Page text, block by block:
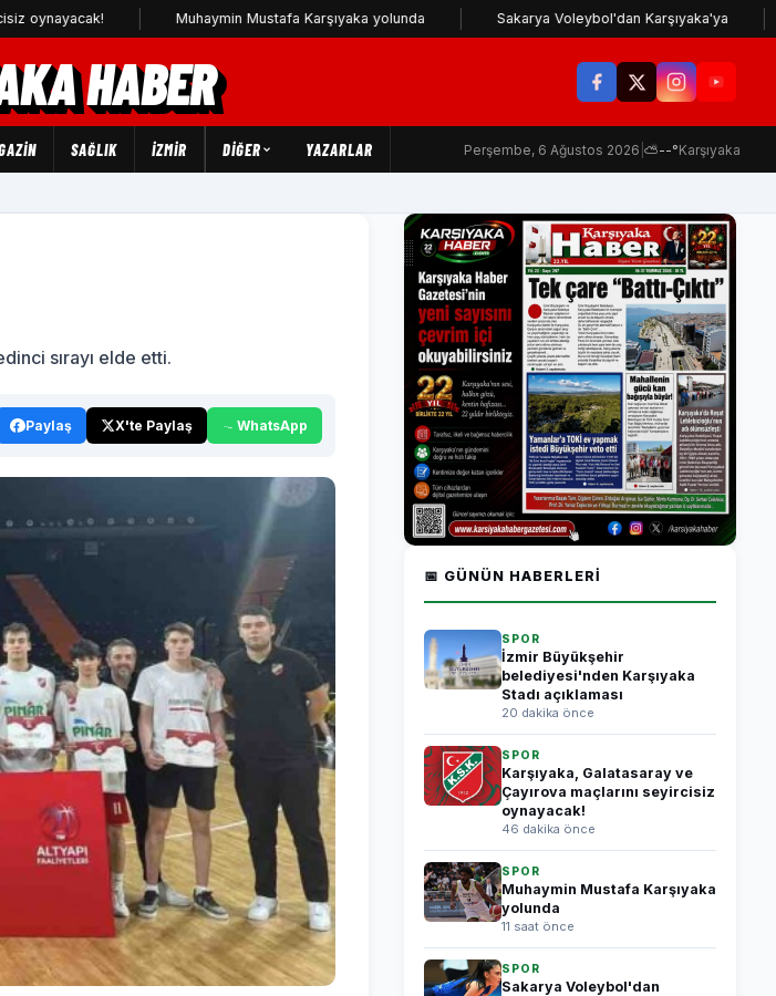
Muhaymin Mustafa Karşıyaka yolunda Sakarya Voleybol'dan Karşıyaka'ya
HABER
SAĞLIK İZMİR DIĞER YAZARLAR Perşembe, 6 Ağustos 2026 ⛅--°Karşıyaka
sırayı elde etti.
Paylaş X'te Paylaş WhatsApp
📅 GÜNÜN HABERLERI
SPOR
İzmir Büyükşehir
belediyesi'nden Karşıyaka
Stadı açıklaması
20 dakika önce
SPOR
Karşıyaka, Galatasaray ve
Çayırova maçlarını seyircisiz
oynayacak!
46 dakika önce
SPOR
Muhaymin Mustafa Karşıyaka
yolunda
11 saat önce
SPOR
Sakarya Voleybol'dan